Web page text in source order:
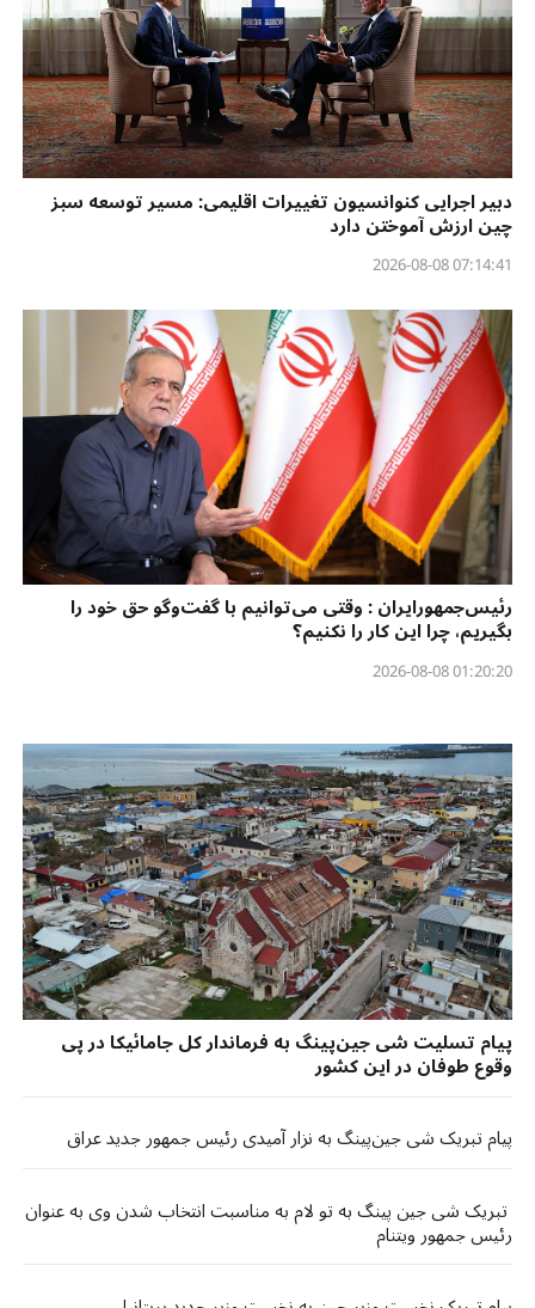
دبیر اجرایی کنوانسیون تغییرات اقلیمی: مسیر توسعه سبز
چین ارزش آموختن دارد
07:14:41 2026-08-08
رئیس‌جمهورایران : وقتی می‌توانیم با گفت‌وگو حق خود را
بگیریم، چرا این کار را نکنیم؟
01:20:20 2026-08-08
پیام تسلیت شی جین‌پینگ به فرماندار کل جامائیکا در پی
وقوع طوفان در این کشور
پیام تبریک شی جین‌پینگ به نزار آمیدی رئیس جمهور جدید عراق
تبریک شی جین پینگ به تو لام به مناسبت انتخاب شدن وی به عنوان
رئیس ‌جمهور ویتنام